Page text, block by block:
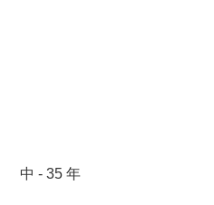
中 - 35 年